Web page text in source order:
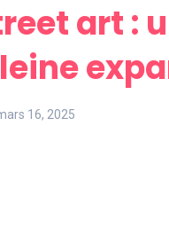
art :
16, 2025